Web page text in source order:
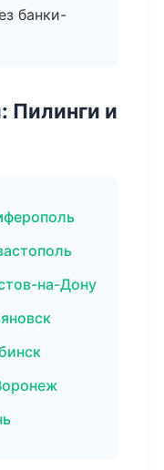
банки-
Пилинги и
на-Дону